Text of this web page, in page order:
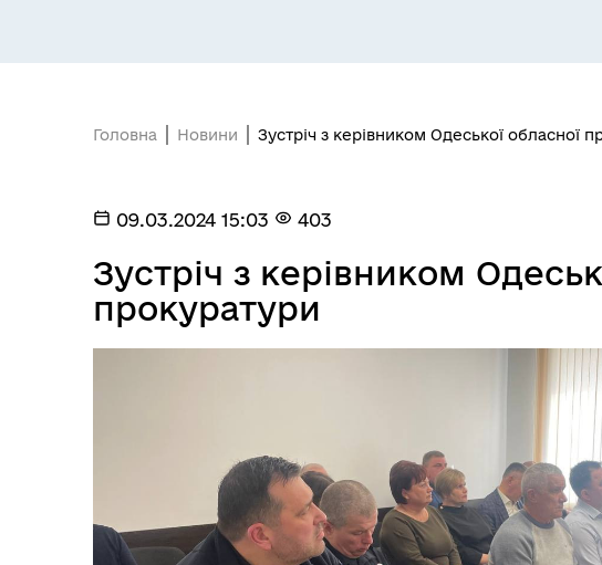
Засідання виконавчого
Головна Новини Зустріч з керівником Одеської обласної
09.03.2024 15:03 403
Зустріч з керівником
прокуратури